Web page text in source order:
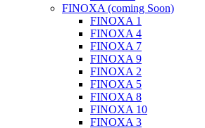
FINOXA (coming Soon)
FINOXA 1
FINOXA 4
FINOXA 7
FINOXA 9
FINOXA 2
FINOXA 5
FINOXA 8
FINOXA 10
FINOXA 3